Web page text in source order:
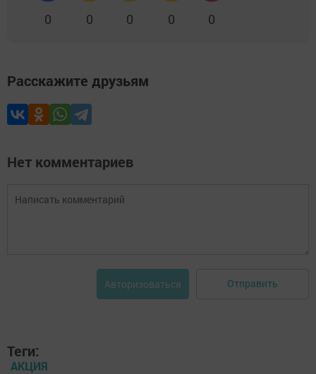
0 0 0 0 0
Расскажите друзьям
Нет комментариев
Авторизоваться Отправить
Теги:
АКЦИЯ